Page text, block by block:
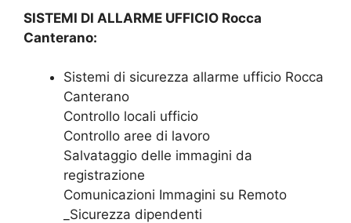
SISTEMI DI ALLARME UFFICIO Rocca
Canterano:
Sistemi di sicurezza allarme ufficio Rocca
Canterano
Controllo locali ufficio
Controllo aree di lavoro
Salvataggio delle immagini da
registrazione
Comunicazioni Immagini su Remoto
_Sicurezza dipendenti